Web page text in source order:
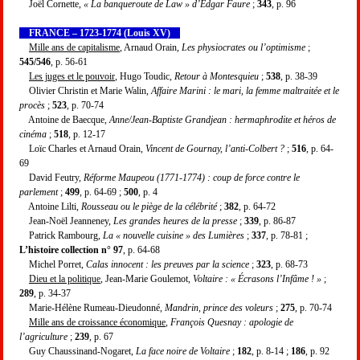
Joël Cornette, « La banqueroute de Law » d’Edgar Faure ; 343 , p. 96
FRANCE – 1723-1774 (Louis XV)
Mille ans de capitalisme , Arnaud Orain, Les physiocrates ou l’optimisme ;
545/546 , p. 56-61
Les juges et le pouvoir , Hugo Toudic, Retour à Montesquieu ; 538 , p. 38-39
Olivier Christin et Marie Walin, Affaire Marini : le mari, la femme maltraitée et le
procès ; 523 , p. 70-74
Antoine de Baecque, Anne/Jean-Baptiste Grandjean : hermaphrodite et héros de
cinéma ; 518 , p. 12-17
Loïc Charles et Arnaud Orain, Vincent de Gournay, l’anti-Colbert ? ; 516 , p. 64-
69
David Feutry, Réforme Maupeou (1771-1774) : coup de force contre le
parlement; 499 , p. 64-69 ; 500 , p. 4
Antoine Lilti, Rousseau ou le piège de la célébrité; 382 , p. 64-72
Jean-Noël Jeanneney, Les grandes heures de la presse ; 339 , p. 86-87
Patrick Rambourg, La « nouvelle cuisine » des Lumières ; 337 , p. 78-81 ;
L’histoire collection n° 97 , p. 64-68
Michel Porret, Calas innocent : les preuves par la science ; 323 , p. 68-73
Dieu et la politique , Jean-Marie Goulemot, Voltaire : « Écrasons l’Infâme ! » ;
289 , p. 34-37
Marie-Hélène Rumeau-Dieudonné, Mandrin, prince des voleurs ; 275 , p. 70-74
Mille ans de croissance économique François Quesnay : apologie de
l’agriculture ; 239 , p. 67
Guy Chaussinand-Nogaret, La face noire de Voltaire ; 182 , p. 8-14 ; 186 , p. 92